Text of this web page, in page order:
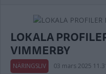
LOKALA
VIMMERBY
NÄRINGSLIV 03 mars 2025